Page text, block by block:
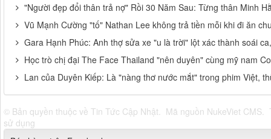
"Người đẹp đổi thân trả nợ" Rồi 30 Năm Sau: Từng thân Minh
Vũ Mạnh Cường "tố" Nathan Lee không trả tiền mỗi khi đi ăn
Gara Hạnh Phúc: Anh thợ sửa xe "u là trời" lột xác thành soái
Học trò chị đại The Face Thailand "nên duyên" cùng mỹ nam
Lan của Duyên Kiếp: Là "nàng thơ nước mắt" trong phim Việt,
© Bản quyền thuộc về Tin Tức Cập Nhật Mã nguồn NukeViet CMS
sử dụng